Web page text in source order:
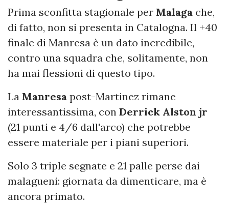
Prima sconfitta stagionale per Malaga che,
di fatto, non si presenta in Catalogna. Il +40
finale di Manresa è un dato incredibile,
contro una squadra che, solitamente, non
ha mai flessioni di questo tipo.
La Manresa post-Martinez rimane
interessantissima, con Derrick Alston jr
(21 punti e 4/6 dall'arco) che potrebbe
essere materiale per i piani superiori.
Solo 3 triple segnate e 21 palle perse dai
malagueni: giornata da dimenticare, ma è
ancora primato.